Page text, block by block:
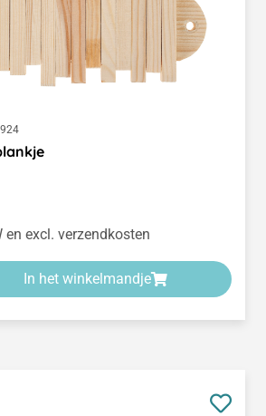
en excl. verzendkosten
In het winkelmandje